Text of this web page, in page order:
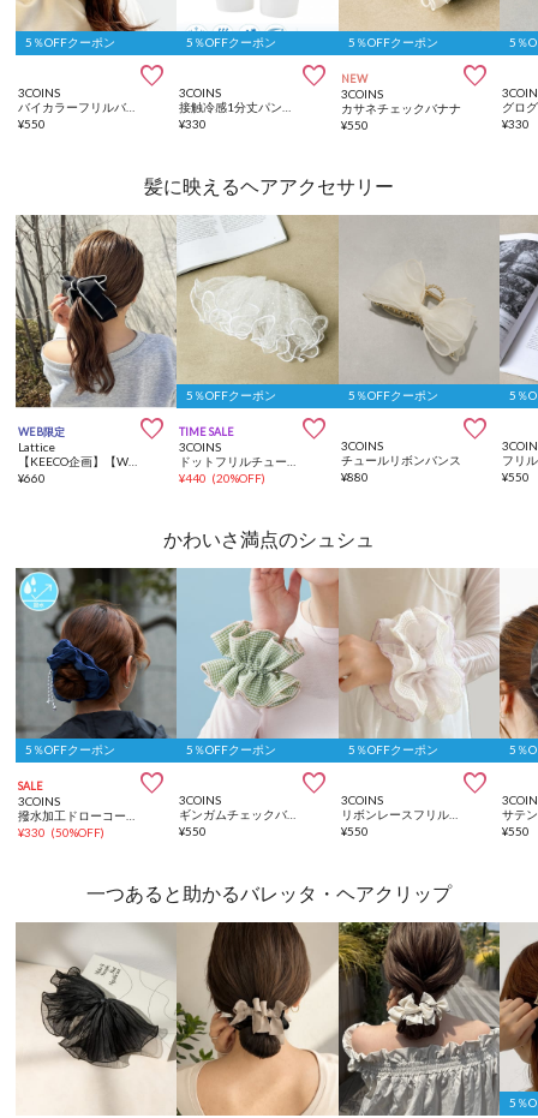
5％OFFクーポン

3COINS
¥550
5％OFFクーポン

3COINS
¥330
5％OFFクーポン
NEW 
3COINS
カサネチェックバナナ
¥550
5％
¥330
髪に映えるヘアアクセサリー
WEB限定 
Lattice
¥660
5％OFFクーポン
TIME SALE 
3COINS
¥440 (20%OFF)
5％OFFクーポン

3COINS
チュールリボンバンス
¥880
5％
フリ
¥550
かわいさ満点のシュシュ
5％OFFクーポン
SALE 
3COINS
¥330 (50%OFF)
5％OFFクーポン

3COINS
¥550
5％OFFクーポン

3COINS
リボンレースフリルシュシュ
¥550
5％
サテ
¥550
一つあると助かるバレッタ・ヘアクリップ
5％